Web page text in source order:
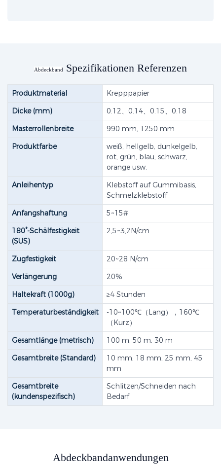
Abdeckband Spezifikationen Referenzen
Produktmaterial
Krepppapier
Dicke (mm)
0.12、0.14、0.15、0.18
Masterrollenbreite
990 mm, 1250 mm
Produktfarbe
weiß, hellgelb, dunkelgelb,
rot, grün, blau, schwarz,
orange usw.
Anleihentyp
Klebstoff auf Gummibasis,
Schmelzklebstoff
Anfangshaftung
5~15#
180°-Schälfestigkeit
(SUS)
2,5~3,2N/cm
Zugfestigkeit
20~28 N/cm
Verlängerung
20%
Haltekraft (1000g)
≥4 Stunden
Temperaturbeständigkeit
-10~100℃（Lang），160℃
（Kurz）
Gesamtlänge (metrisch)
100 m, 50 m, 30 m
Gesamtbreite (Standard)
10 mm, 18 mm, 25 mm, 45
mm
Gesamtbreite
(kundenspezifisch)
Schlitzen/Schneiden nach
Bedarf
Abdeckbandanwendungen